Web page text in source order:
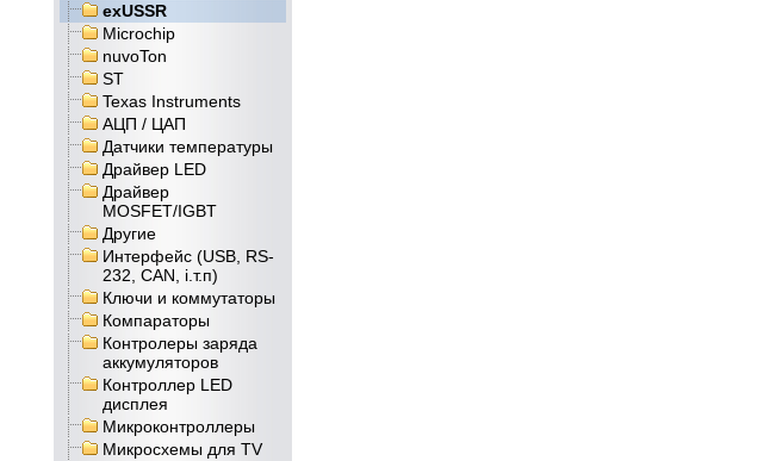
exUSSR
Microchip
nuvoTon
ST
Texas Instruments
АЦП / ЦАП
Датчики температуры
Драйвер LED
Драйвер
MOSFET/IGBT
Другие
Интерфейс (USB, RS-
232, CAN, і.т.п)
Ключи и коммутаторы
Компараторы
Контролеры заряда
аккумуляторов
Контроллер LED
дисплея
Микроконтроллеры
Микросхемы для TV